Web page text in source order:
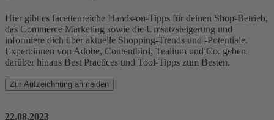
Hier gibt es facettenreiche Hands-on-Tipps für deinen Shop-Betrieb,
das Commerce Marketing sowie die Umsatzsteigerung und
informiere dich über aktuelle Shopping-Trends und -Potentiale.
Expert:innen von Adobe, Contentbird, Tealium und Co. geben
darüber hinaus Best Practices und Tool-Tipps zum Besten.
Zur Aufzeichnung anmelden
22.08.2023